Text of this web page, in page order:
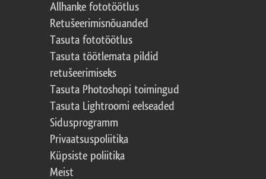
Allhanke fototöötlus
Retušeerimisnõuanded
Tasuta fototöötlus
Tasuta töötlemata pildid
retušeerimiseks
Tasuta Photoshopi toimingud
Tasuta Lightroomi eelseaded
Sidusprogramm
Privaatsuspoliitika
Küpsiste poliitika
Meist